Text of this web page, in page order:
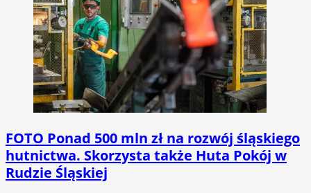
FOTO Ponad 500 mln zł na rozwój śląskiego
hutnictwa. Skorzysta także Huta Pokój w
Rudzie Śląskiej